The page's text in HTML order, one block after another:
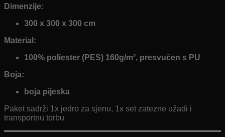
Dimenzije:
300 x 300 x 300 cm
Material:
100% poliester (PES) 160g/m², presvučen s PU
Boja:
boja pijeska
Paket sadrži 1x jedro za sjenu, 1x set zatezne užadi i
transportnu torbu